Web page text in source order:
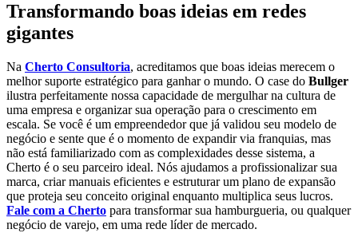
Transformando boas ideias em redes
gigantes
Na Cherto Consultoria, acreditamos que boas ideias merecem o
melhor suporte estratégico para ganhar o mundo. O case do Bullger
ilustra perfeitamente nossa capacidade de mergulhar na cultura de
uma empresa e organizar sua operação para o crescimento em
escala. Se você é um empreendedor que já validou seu modelo de
negócio e sente que é o momento de expandir via franquias, mas
não está familiarizado com as complexidades desse sistema, a
Cherto é o seu parceiro ideal. Nós ajudamos a profissionalizar sua
marca, criar manuais eficientes e estruturar um plano de expansão
que proteja seu conceito original enquanto multiplica seus lucros.
Fale com a Cherto para transformar sua hamburgueria, ou qualquer
negócio de varejo, em uma rede líder de mercado.